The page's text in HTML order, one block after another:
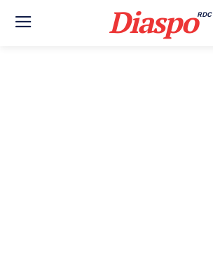
DiaspoRDC